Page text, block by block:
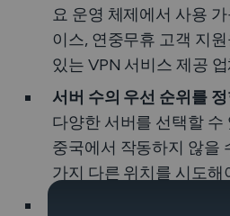
요 운영 체제에서 사용
이스, 연중무휴 고객 지
있는 VPN 서비스 제공
서버 수의 우선 순위를
다양한 서버를 선택할 수
중국에서 작동하지 않을
가지 다른 위치를 시도해